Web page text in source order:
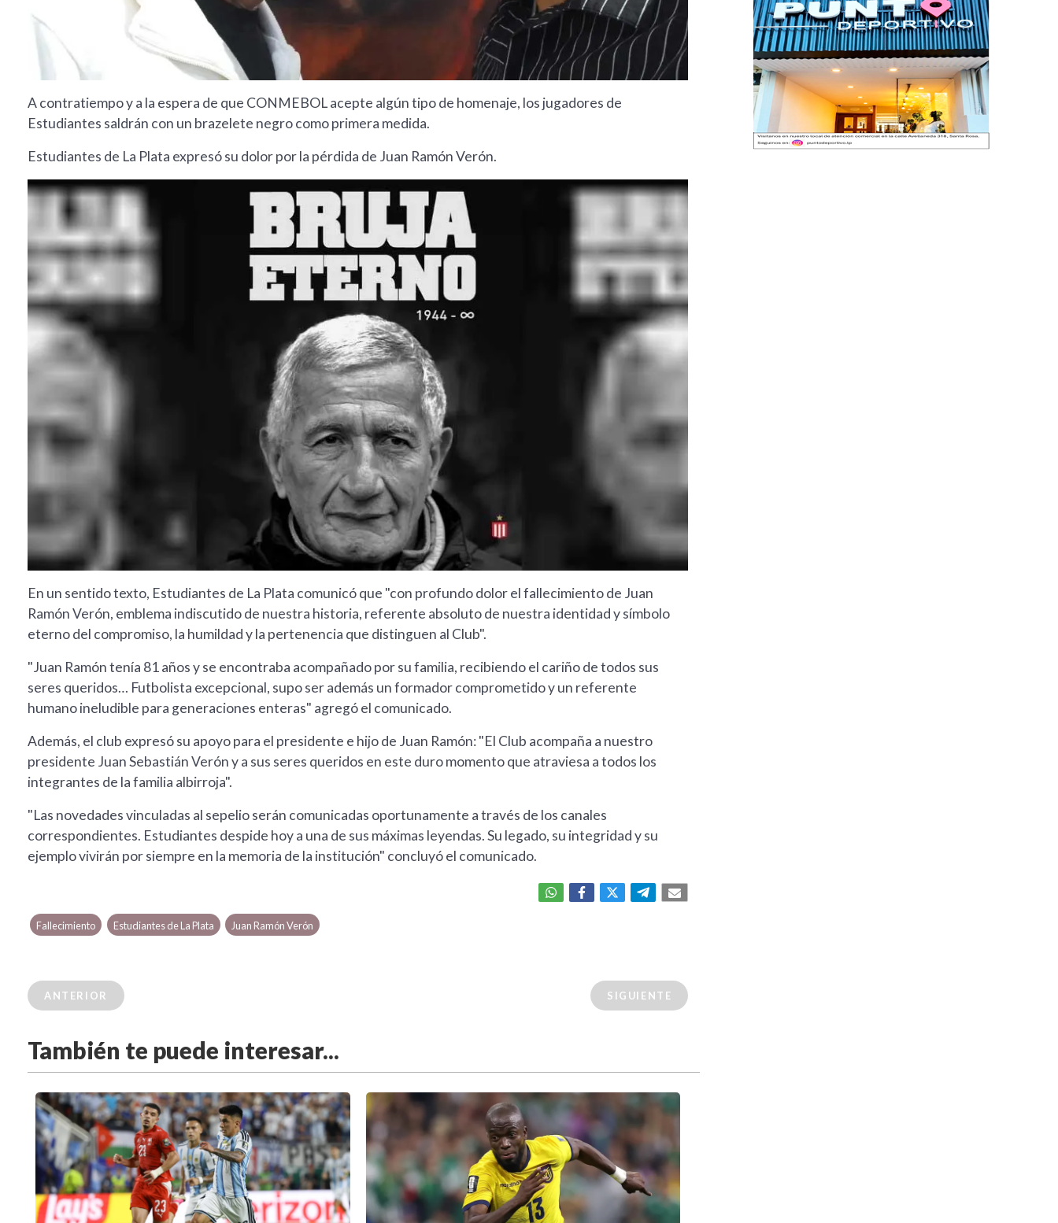
A contratiempo y a la espera de que CONMEBOL acepte algún tipo de homenaje, los jugadores de
Estudiantes saldrán con un brazelete negro como primera medida.
Estudiantes de La Plata expresó su dolor por la pérdida de Juan Ramón Verón.
En un sentido texto, Estudiantes de La Plata comunicó que "con profundo dolor el fallecimiento de Juan
Ramón Verón, emblema indiscutido de nuestra historia, referente absoluto de nuestra identidad y símbolo
eterno del compromiso, la humildad y la pertenencia que distinguen al Club".
"Juan Ramón tenía 81 años y se encontraba acompañado por su familia, recibiendo el cariño de todos sus
seres queridos… Futbolista excepcional, supo ser además un formador comprometido y un referente
humano ineludible para generaciones enteras" agregó el comunicado.
Además, el club expresó su apoyo para el presidente e hijo de Juan Ramón: "El Club acompaña a nuestro
presidente Juan Sebastián Verón y a sus seres queridos en este duro momento que atraviesa a todos los
integrantes de la familia albirroja".
"Las novedades vinculadas al sepelio serán comunicadas oportunamente a través de los canales
correspondientes. Estudiantes despide hoy a una de sus máximas leyendas. Su legado, su integridad y su
ejemplo vivirán por siempre en la memoria de la institución" concluyó el comunicado.
Fallecimiento Estudiantes de La Plata Juan Ramón Verón
ANTERIOR SIGUIENTE
También te puede interesar...